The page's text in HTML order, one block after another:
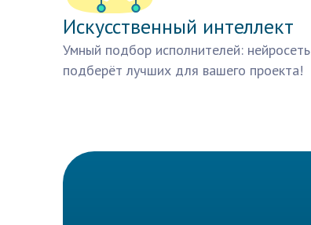
Искусственный интеллект
Умный подбор исполнителей: нейросеть
подберёт лучших для вашего проекта!